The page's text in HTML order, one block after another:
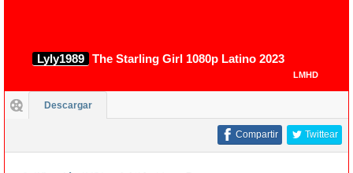
Lyly1989 The Starling Girl 1080p Latino 2023
LMHD
Descargar
Twittear
Compartir